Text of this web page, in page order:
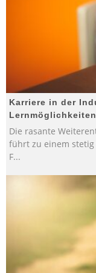
Karriere in der
Lernmöglichkeiten
Die rasante
führt zu einem
F...